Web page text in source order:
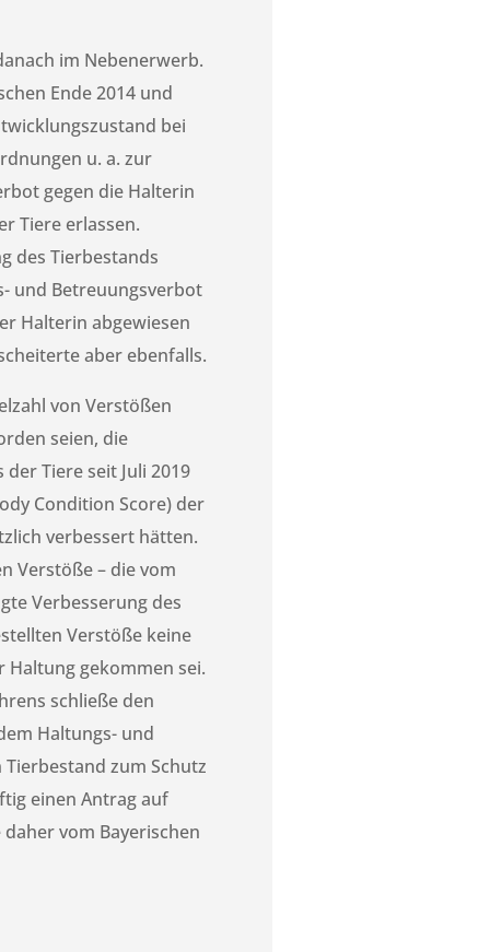
im Nebenerwerb.
Ende 2014 und
bei
u. a. zur
gegen die Halterin
Tiere erlassen.
des Tierbestands
und Betreuungsverbot
Halterin abgewiesen
aber ebenfalls.
von Verstößen
seien, die
Tiere seit Juli 2019
Condition Score) der
verbessert hätten.
Verstöße – die vom
Verbesserung des
Verstöße keine
Haltung gekommen sei.
schließe den
Haltungs- und
zum Schutz
einen Antrag auf
vom Bayerischen